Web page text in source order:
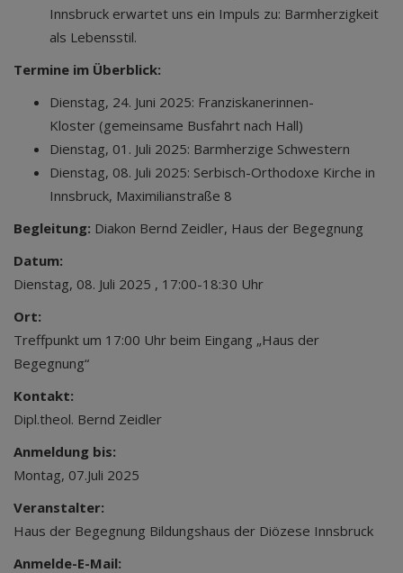
Innsbruck erwartet uns ein Impuls zu: Barmherzigkeit
als Lebensstil.
Termine im Überblick:
Dienstag, 24. Juni 2025: Franziskanerinnen-
Kloster (gemeinsame Busfahrt nach Hall)
Dienstag, 01. Juli 2025: Barmherzige Schwestern
Dienstag, 08. Juli 2025: Serbisch-Orthodoxe Kirche in
Innsbruck, Maximilianstraße 8
Begleitung: Diakon Bernd Zeidler, Haus der Begegnung
Datum:
Dienstag, 08. Juli 2025 , 17:00-18:30 Uhr
Ort:
Treffpunkt um 17:00 Uhr beim Eingang „Haus der
Begegnung“
Kontakt:
Dipl.theol. Bernd Zeidler
Anmeldung bis:
Montag, 07.Juli 2025
Veranstalter:
Haus der Begegnung Bildungshaus der Diözese Innsbruck
Anmelde-E-Mail: